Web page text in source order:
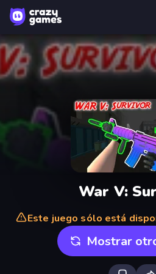
War V:
Este juego sólo está
Mostrar